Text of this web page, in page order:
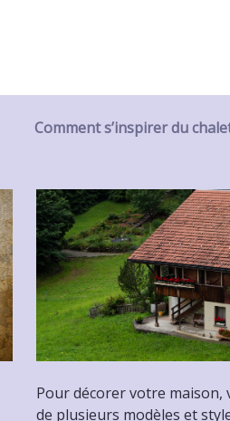
Comment s’inspirer du
Pour décorer votre
de plusieurs modèles et